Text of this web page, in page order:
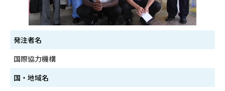
発注者名
国際協力機構
国・地域名